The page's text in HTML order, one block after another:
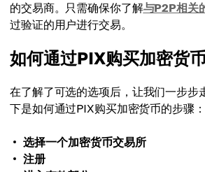
的交易商。只需确保你了解与P2P相关
过验证的用户进行交易。
如何通过PIX购买加密货
在了解了可选的选项后，让我们一步步
下是如何通过PIX购买加密货币的步骤：
选择一个加密货币交易所
注册